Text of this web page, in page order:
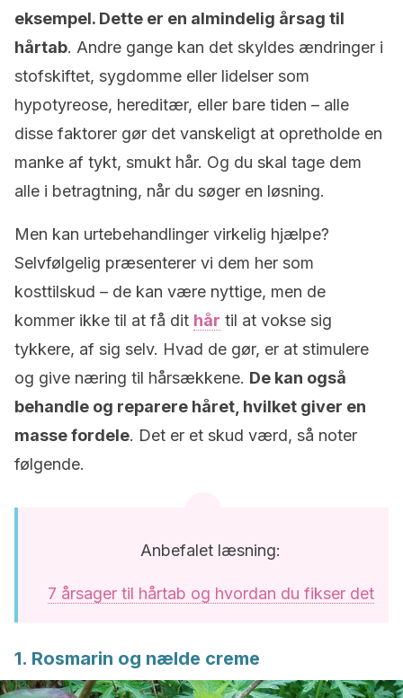
eksempel. Dette er en almindelig årsag til
hårtab. Andre gange kan det skyldes ændringer i
stofskiftet, sygdomme eller lidelser som
hypotyreose, hereditær, eller bare tiden – alle
disse faktorer gør det vanskeligt at opretholde en
manke af tykt, smukt hår. Og du skal tage dem
alle i betragtning, når du søger en løsning.
Men kan urtebehandlinger virkelig hjælpe?
Selvfølgelig præsenterer vi dem her som
kosttilskud – de kan være nyttige, men de
kommer ikke til at få dit hår til at vokse sig
tykkere, af sig selv. Hvad de gør, er at stimulere
og give næring til hårsækkene. De kan også
behandle og reparere håret, hvilket giver en
masse fordele. Det er et skud værd, så noter
følgende.
Anbefalet læsning:
7 årsager til hårtab og hvordan du fikser det
1. Rosmarin og nælde creme